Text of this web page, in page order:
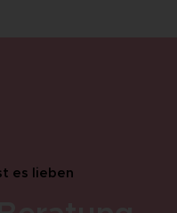
es lieben